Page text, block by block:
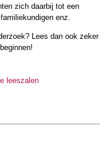
zich daarbij tot een
enz.
Lees dan ook zeker
leeszalen